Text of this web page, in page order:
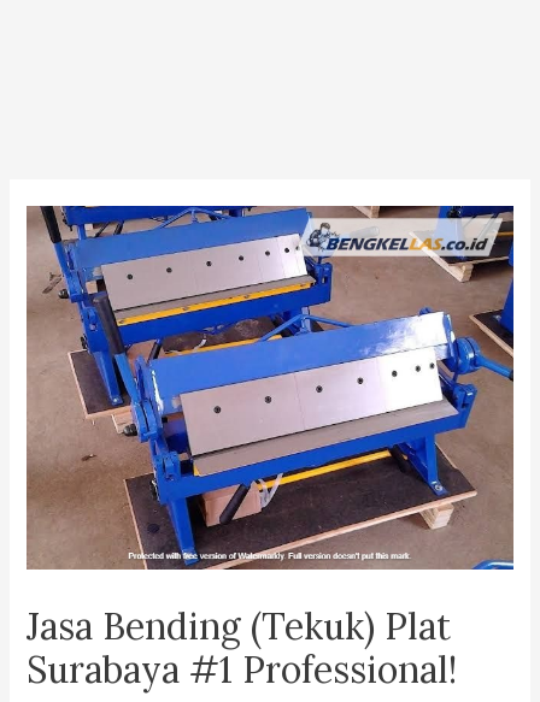
Jasa Bending (Tekuk) Plat
Surabaya #1 Professional!